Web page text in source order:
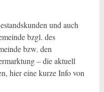
und auch
bzgl. des
bzw. den
– die aktuell
hier eine kurze Info von